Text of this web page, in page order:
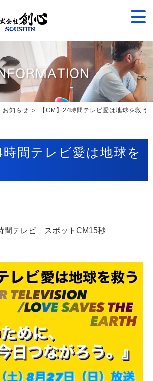
お知らせ ＞ 【CM】24時間テレビ愛は地球を救う
時間テレビ愛は地球を
間テレビ スポットCM15秒